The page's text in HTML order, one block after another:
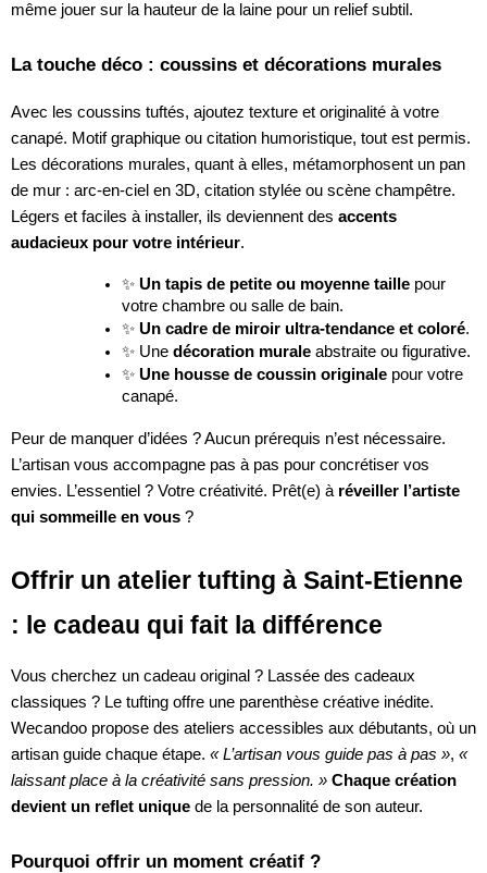
même jouer sur la hauteur de la laine pour un relief subtil.
La touche déco : coussins et décorations murales
Avec les coussins tuftés, ajoutez texture et originalité à votre
canapé. Motif graphique ou citation humoristique, tout est permis.
Les décorations murales, quant à elles, métamorphosent un pan
de mur : arc-en-ciel en 3D, citation stylée ou scène champêtre.
Légers et faciles à installer, ils deviennent des accents
audacieux pour votre intérieur.
✨ Un tapis de petite ou moyenne taille pour
votre chambre ou salle de bain.
✨ Un cadre de miroir ultra-tendance et coloré.
✨ Une décoration murale abstraite ou figurative.
✨ Une housse de coussin originale pour votre
canapé.
Peur de manquer d’idées ? Aucun prérequis n’est nécessaire.
L’artisan vous accompagne pas à pas pour concrétiser vos
envies. L’essentiel ? Votre créativité. Prêt(e) à réveiller l’artiste
qui sommeille en vous ?
Offrir un atelier tufting à Saint-Etienne
: le cadeau qui fait la différence
Vous cherchez un cadeau original ? Lassée des cadeaux
classiques ? Le tufting offre une parenthèse créative inédite.
Wecandoo propose des ateliers accessibles aux débutants, où un
artisan guide chaque étape. « L’artisan vous guide pas à pas », «
laissant place à la créativité sans pression. » Chaque création
devient un reflet unique de la personnalité de son auteur.
Pourquoi offrir un moment créatif ?